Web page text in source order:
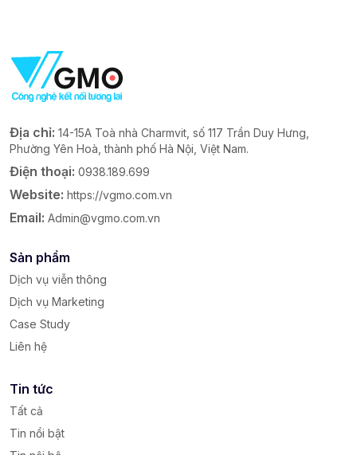
Địa chỉ: 14-15A Toà nhà Charmvit, số 117 Trần Duy Hưng,
Phường Yên Hoà, thành phố Hà Nội, Việt Nam.
Điện thoại: 0938.189.699
Website: https://vgmo.com.vn
Email: Admin@vgmo.com.vn
Sản phẩm
Dịch vụ viễn thông
Dịch vụ Marketing
Case Study
Liên hệ
Tin tức
Tất cả
Tin nổi bật